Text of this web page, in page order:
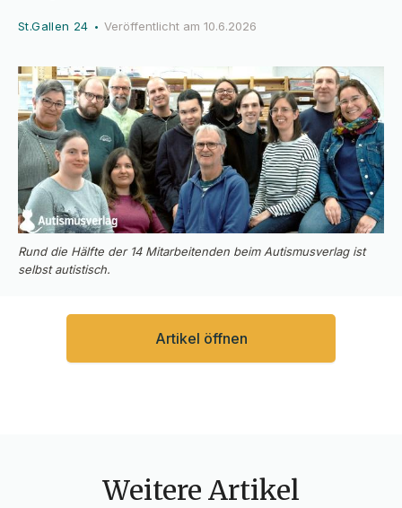
St.Gallen 24 • Veröffentlicht am 10.6.2026
Rund die Hälfte der 14 Mitarbeitenden beim Autismusverlag ist
selbst autistisch.
Artikel öffnen
Weitere Artikel